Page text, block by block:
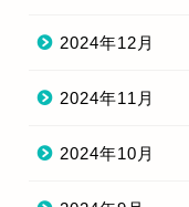
2024年12月
2024年11月
2024年10月